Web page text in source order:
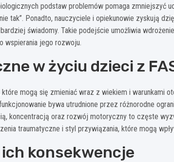
podstaw problemów pomaga zmniejszyć
tak”. Ponadto, nauczyciele i opiekunowie zyskują
świadomy. Takie podejście umożliwia wdrożenie
wspierania jego rozwoju.
w życiu dzieci z
mogą się zmieniać wraz z wiekiem i warunkami
bywa utrudnione przez różnorodne
koncentracją oraz rozwój motoryczny to częste
traumatyczne i styl przywiązania, które mogą
konsekwencje